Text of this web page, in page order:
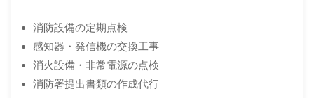
消防設備の定期点検
感知器・発信機の交換工事
消火設備・非常電源の点検
消防署提出書類の作成代行